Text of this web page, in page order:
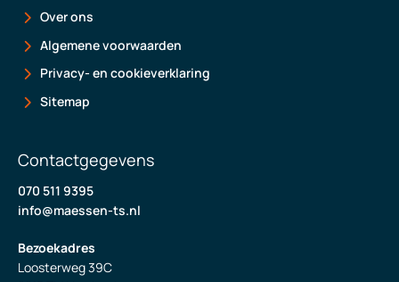
Over ons
Algemene voorwaarden
Privacy- en cookieverklaring
Sitemap
Contactgegevens
070 511 9395
info@maessen-ts.nl
Bezoekadres
Loosterweg 39C